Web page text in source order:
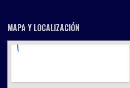
MAPA Y LOCALIZACIÓN